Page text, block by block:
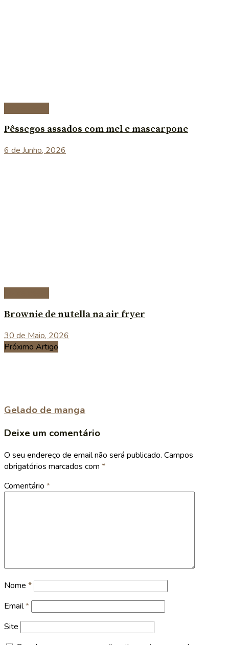
Pêssegos assados com mel e mascarpone
6 de Junho, 2026
Brownie de nutella na air fryer
30 de Maio, 2026
Próximo Artigo
Gelado de manga
Deixe um comentário
O seu endereço de email não será publicado. Campos
obrigatórios marcados com *
Comentário *
Nome *
Email*
Site